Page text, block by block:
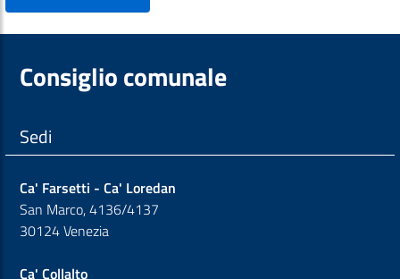
Consiglio comunale
Sedi
Ca' Farsetti - Ca' Loredan
San Marco, 4136/4137
30124 Venezia
Ca' Collalto